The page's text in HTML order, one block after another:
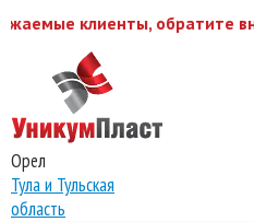
клиенты, обратите
Орел
Тула и Тульская
область